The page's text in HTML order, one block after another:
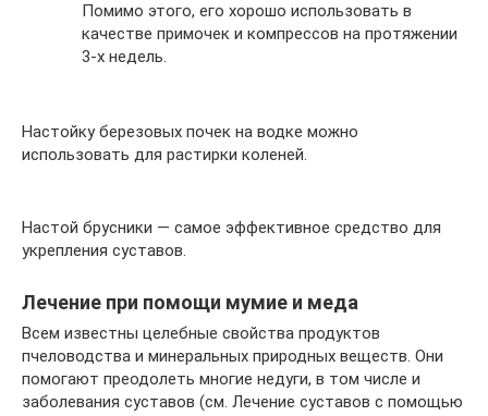
Помимо этого, его хорошо использовать в
качестве примочек и компрессов на протяжении
3-х недель.
Настойку березовых почек на водке можно
использовать для растирки коленей.
Настой брусники — самое эффективное средство для
укрепления суставов.
Лечение при помощи мумие и меда
Всем известны целебные свойства продуктов
пчеловодства и минеральных природных веществ. Они
помогают преодолеть многие недуги, в том числе и
заболевания суставов (см. Лечение суставов с помощью